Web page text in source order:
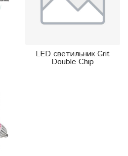
LED светильник Grit
Double Chip